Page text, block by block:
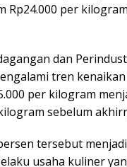
Rp24.000 per
dan
tren
per kilogram
sebelum
tersebut
usaha kuliner